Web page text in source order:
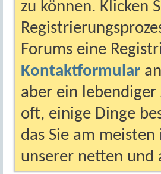
zu können. Klicken
Forums eine
Kontaktformular
aber ein
oft, einige Dinge
das Sie am
unserer netten und